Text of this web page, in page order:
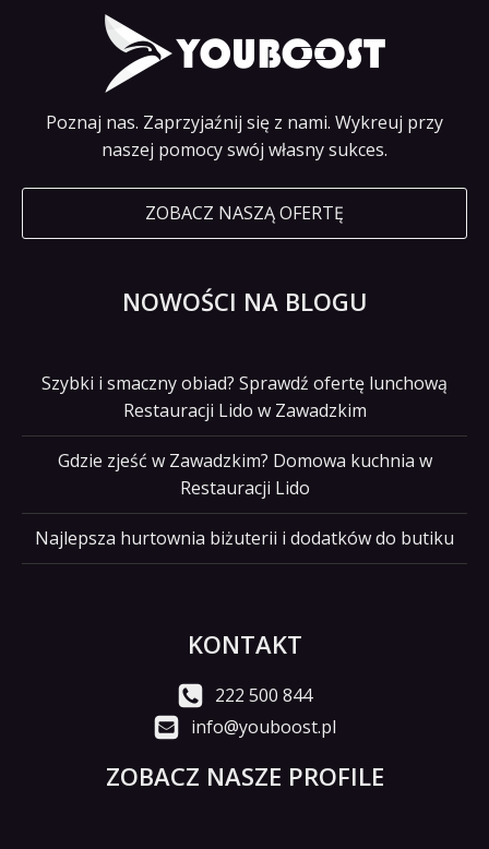
Poznaj nas. Zaprzyjaźnij się z nami. Wykreuj przy
naszej pomocy swój własny sukces.
ZOBACZ NASZĄ OFERTĘ
NOWOŚCI NA BLOGU
Szybki i smaczny obiad? Sprawdź ofertę lunchową
Restauracji Lido w Zawadzkim
Gdzie zjeść w Zawadzkim? Domowa kuchnia w
Restauracji Lido
Najlepsza hurtownia biżuterii i dodatków do butiku
KONTAKT
222 500 844
info@youboost.pl
ZOBACZ NASZE PROFILE